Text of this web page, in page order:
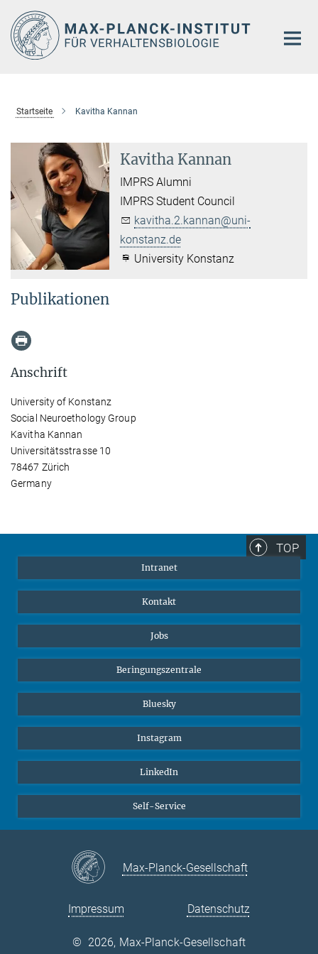
Hauptinhalt
Startseite Kavitha Kannan
Kavitha Kannan
IMPRS Alumni
IMPRS Student Council
kavitha.2.kannan@uni-
konstanz.de
University Konstanz
Publikationen
Anschrift
University of Konstanz
Social Neuroethology Group
Kavitha Kannan
Universitätsstrasse 10
78467 Zürich
Germany
TOP
Intranet
Kontakt
Jobs
Beringungszentrale
Bluesky
Instagram
LinkedIn
Self-Service
Max-Planck-Gesellschaft
Impressum Datenschutz
© 2026, Max-Planck-Gesellschaft